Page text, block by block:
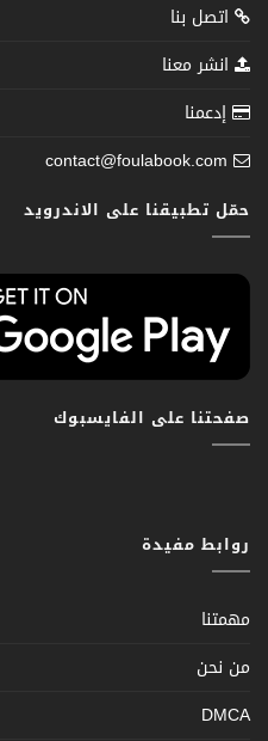
اتصل بنا
انشر معنا
إدعمنا
contact@foulabook.com
حمّل تطبيقنا على الاندرويد
صفحتنا على الفايسبوك
روابط مفيدة
مهمتنا
من نحن
DMCA